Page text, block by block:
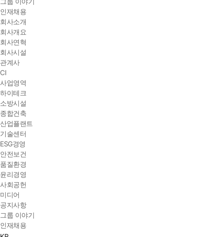
인재채용
회사소개
회사개요
회사연혁
회사시설
관계사
CI
사업영역
하이테크
소방시설
종합건축
산업플랜트
기술센터
ESG경영
안전보건
품질환경
윤리경영
사회공헌
미디어
공지사항
그룹 이야기
인재채용